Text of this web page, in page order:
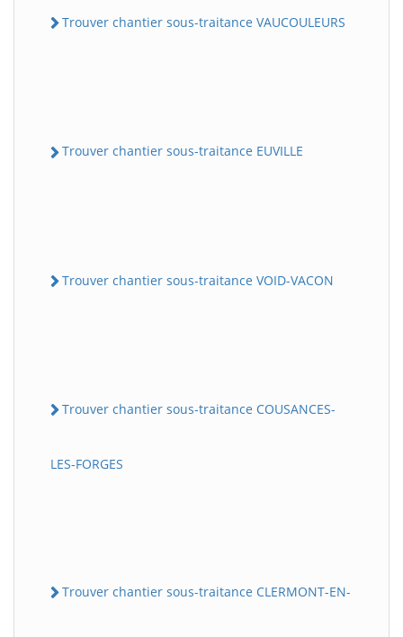
Trouver chantier sous-traitance VAUCOULEURS
Trouver chantier sous-traitance EUVILLE
Trouver chantier sous-traitance VOID-VACON
Trouver chantier sous-traitance COUSANCES-
LES-FORGES
Trouver chantier sous-traitance CLERMONT-EN-